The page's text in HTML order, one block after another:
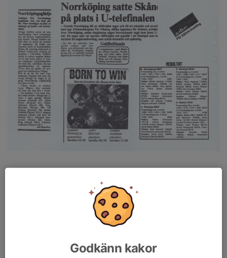
Godkänn kakor